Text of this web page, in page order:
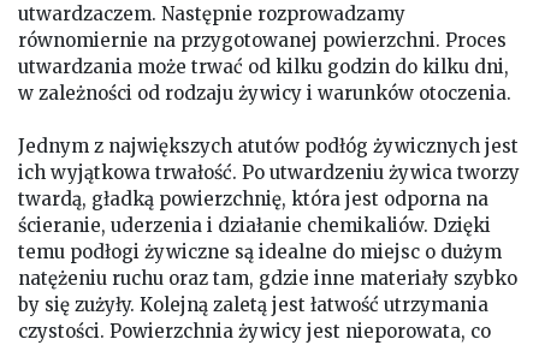
utwardzaczem. Następnie rozprowadzamy
równomiernie na przygotowanej powierzchni. Proces
utwardzania może trwać od kilku godzin do kilku dni,
w zależności od rodzaju żywicy i warunków otoczenia.
Jednym z największych atutów podłóg żywicznych jest
ich wyjątkowa trwałość. Po utwardzeniu żywica tworzy
twardą, gładką powierzchnię, która jest odporna na
ścieranie, uderzenia i działanie chemikaliów. Dzięki
temu podłogi żywiczne są idealne do miejsc o dużym
natężeniu ruchu oraz tam, gdzie inne materiały szybko
by się zużyły. Kolejną zaletą jest łatwość utrzymania
czystości. Powierzchnia żywicy jest nieporowata, co